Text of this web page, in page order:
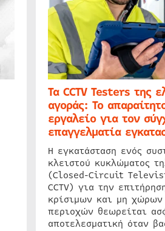
Τα CCTV Testers της
αγοράς: Το
εργαλείο για τον
επαγγελματία
Η εγκατάσταση ενός
κλειστού κυκλώματος
(Closed-Circuit
CCTV) για την
κρίσιμων και μη χώρων
περιοχών θεωρείται
αποτελεσματική όταν